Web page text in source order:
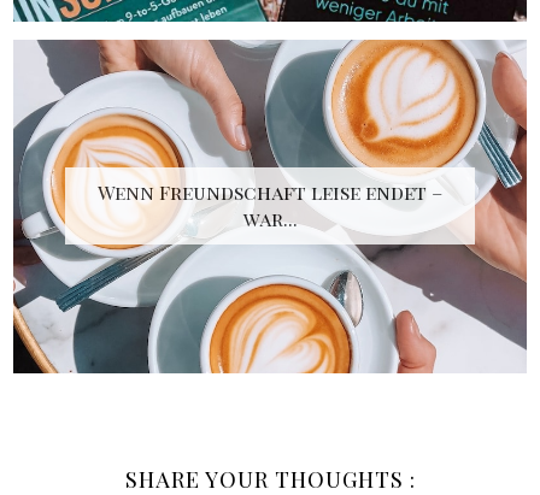
Wenn Freundschaft leise endet –
war...
SHARE YOUR THOUGHTS :